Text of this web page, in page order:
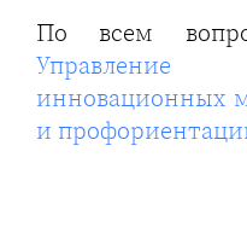
По всем
инновационных
и